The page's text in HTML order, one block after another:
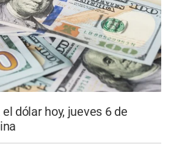
dólar hoy, jueves 6 de